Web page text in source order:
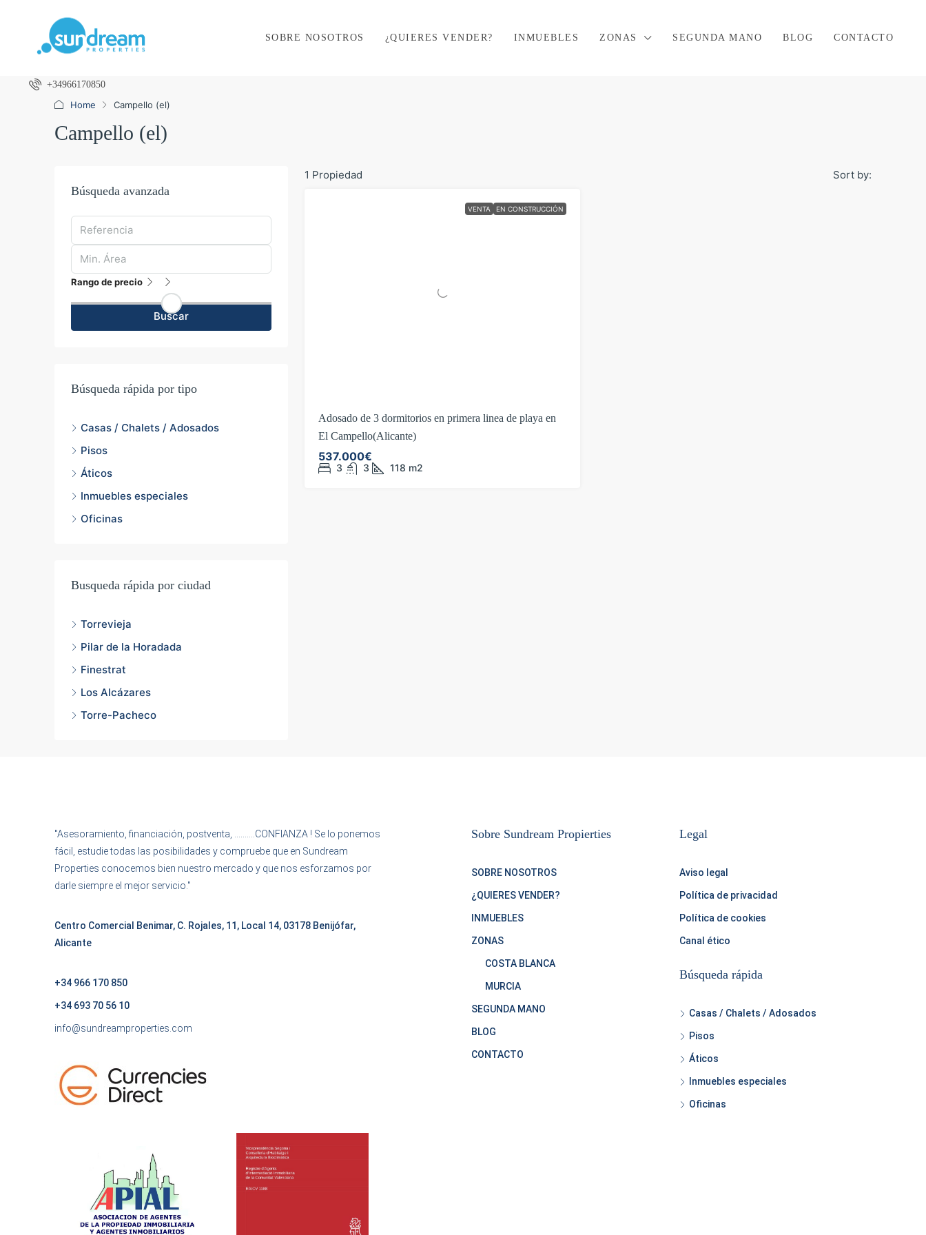
SOBRE NOSOTROS ¿QUIERES VENDER? INMUEBLES ZONAS SEGUNDA MANO BLOG CONTACTO
+34966170850
Home Campello (el)
Campello (el)
1 Propiedad Sort by:
VENTA EN CONSTRUCCIÓN
Adosado de 3 dormitorios en primera linea de playa en
El Campello(Alicante)
537.000€
3 3 118 m2
Búsqueda avanzada
Rango de precio
Buscar
Búsqueda rápida por tipo
Casas / Chalets / Adosados
Pisos
Áticos
Inmuebles especiales
Oficinas
Busqueda rápida por ciudad
Torrevieja
Pilar de la Horadada
Finestrat
Los Alcázares
Torre-Pacheco
"Asesoramiento, financiación, postventa, ……….CONFIANZA ! Se lo ponemos
fácil, estudie todas las posibilidades y compruebe que en Sundream
Properties conocemos bien nuestro mercado y que nos esforzamos por
darle siempre el mejor servicio."
Centro Comercial Benimar, C. Rojales, 11, Local 14, 03178 Benijófar,
Alicante
+34 966 170 850
+34 693 70 56 10
info@sundreamproperties.com
Sobre Sundream Propierties
SOBRE NOSOTROS
¿QUIERES VENDER?
INMUEBLES
ZONAS
COSTA BLANCA
MURCIA
SEGUNDA MANO
BLOG
CONTACTO
Legal
Aviso legal
Política de privacidad
Política de cookies
Canal ético
Búsqueda rápida
Casas / Chalets / Adosados
Pisos
Áticos
Inmuebles especiales
Oficinas